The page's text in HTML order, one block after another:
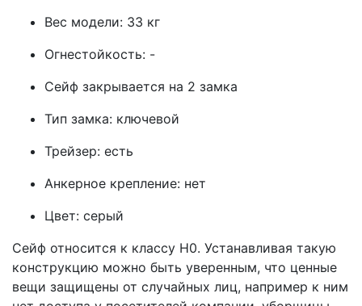
Вес модели: 33 кг
Огнестойкость: -
Сейф закрывается на 2 замка
Тип замка: ключевой
Трейзер: есть
Анкерное крепление: нет
Цвет: серый
Сейф относится к классу Н0. Устанавливая такую
конструкцию можно быть уверенным, что ценные
вещи защищены от случайных лиц, например к ним